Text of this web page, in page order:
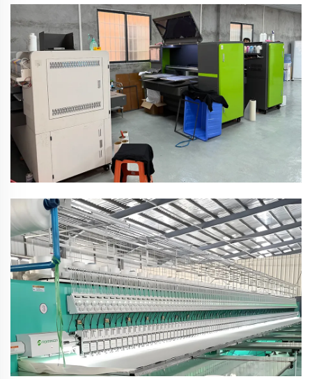
Broderiworkshop
Importerede broderimaskiner, høj kvalitet i broderi
Kvalitetskontrolværksted
Specialiseret kvalitetsinspektionsworkshop sikrer, at alle
produkter er af god kvalitet